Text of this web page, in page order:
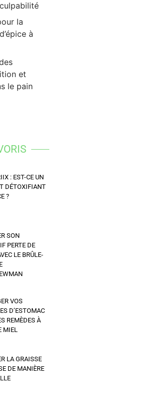
la
à
et
le pain
: EST-CE UN
DÉTOXIFIANT
?
SON
PERTE DE
LE BRÛLE-
VOS
D’ESTOMAC
REMÈDES À
MIEL
LA GRAISSE
DE MANIÈRE